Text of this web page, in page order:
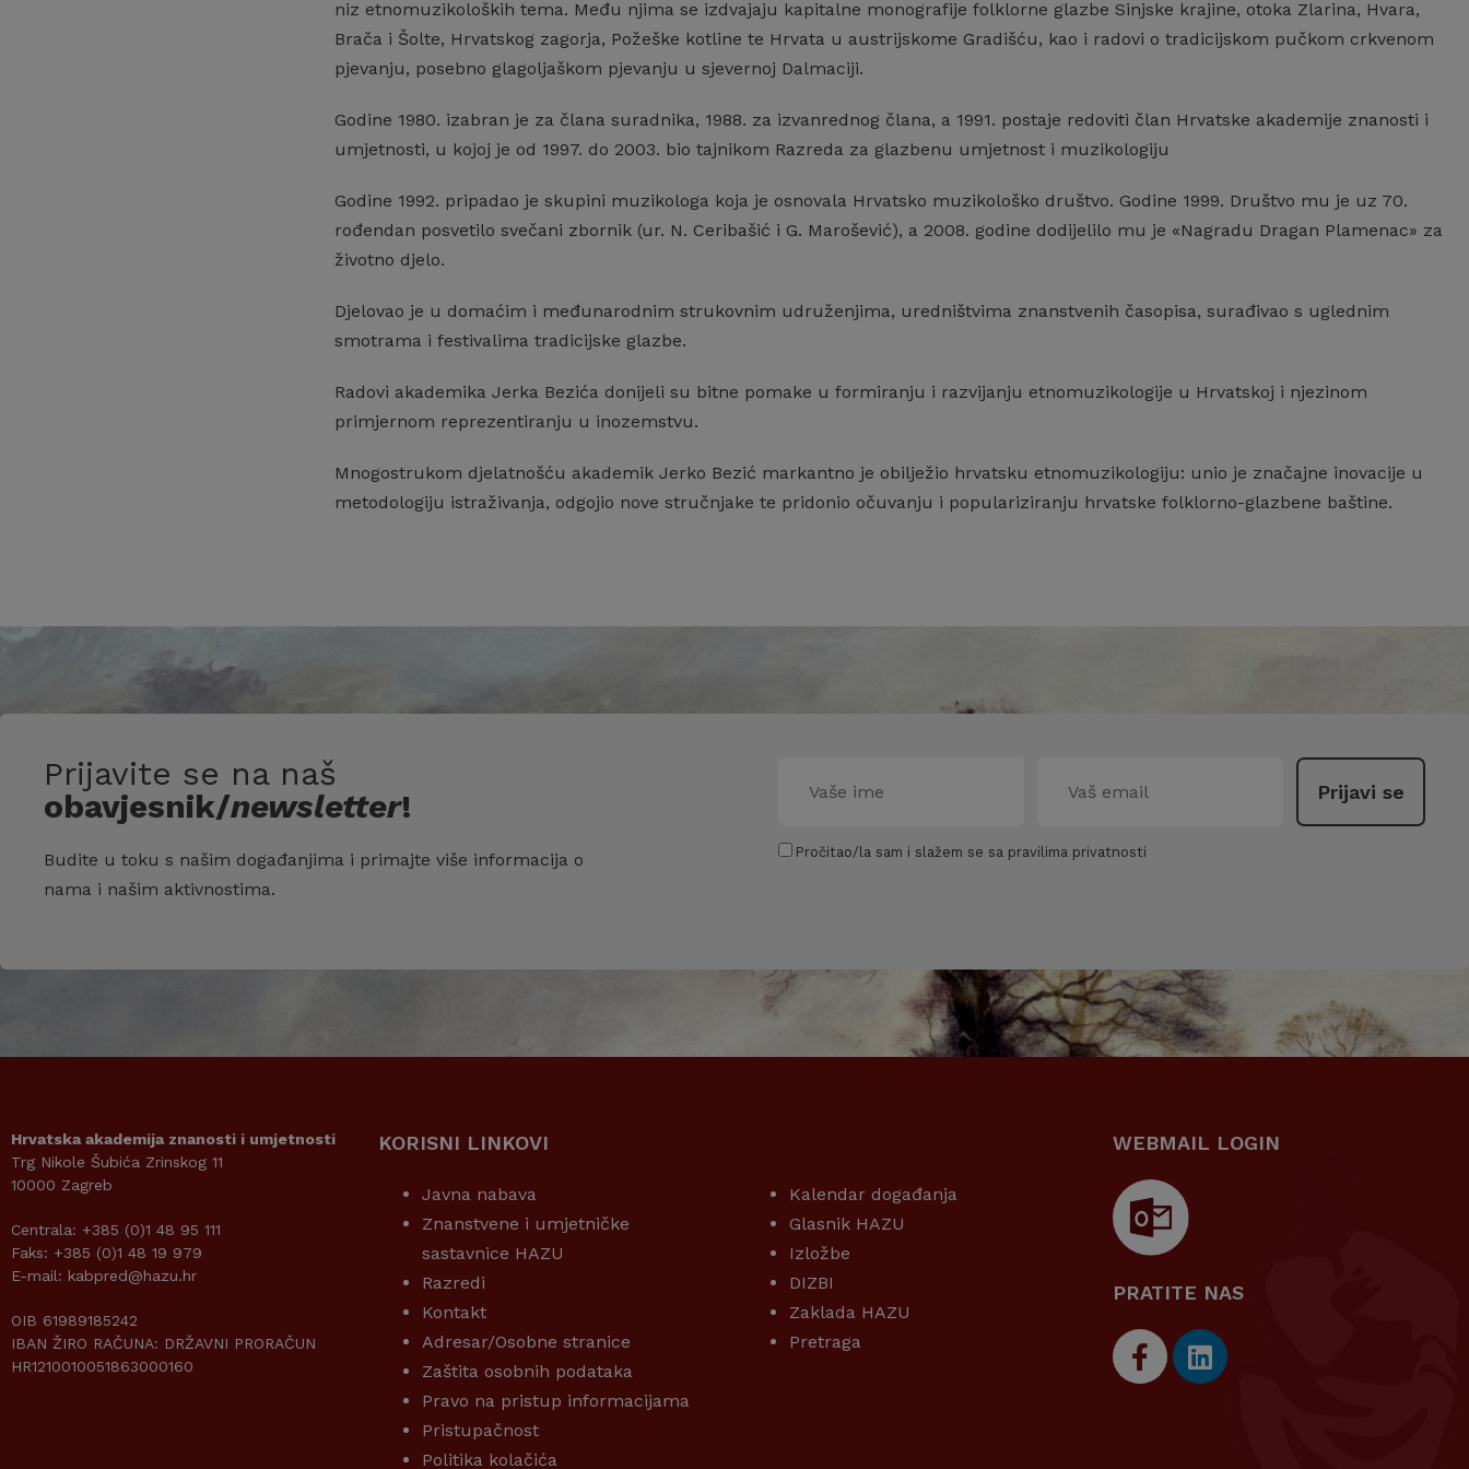
niz etnomuzikoloških tema. Među njima se izdvajaju kapitalne monografije folklorne glazbe Sinjske krajine, otoka Zlarina, Hvara,
Brača i Šolte, Hrvatskog zagorja, Požeške kotline te Hrvata u austrijskome Gradišću, kao i radovi o tradicijskom pučkom crkvenom
pjevanju, posebno glagoljaškom pjevanju u sjevernoj Dalmaciji.
Godine 1980. izabran je za člana suradnika, 1988. za izvanrednog člana, a 1991. postaje redoviti član Hrvatske akademije znanosti i
umjetnosti, u kojoj je od 1997. do 2003. bio tajnikom Razreda za glazbenu umjetnost i muzikologiju
Godine 1992. pripadao je skupini muzikologa koja je osnovala Hrvatsko muzikološko društvo. Godine 1999. Društvo mu je uz 70.
rođendan posvetilo svečani zbornik (ur. N. Ceribašić i G. Marošević), a 2008. godine dodijelilo mu je «Nagradu Dragan Plamenac» za
životno djelo.
Djelovao je u domaćim i međunarodnim strukovnim udruženjima, uredništvima znanstvenih časopisa, surađivao s uglednim
smotrama i festivalima tradicijske glazbe.
Radovi akademika Jerka Bezića donijeli su bitne pomake u formiranju i razvijanju etnomuzikologije u Hrvatskoj i njezinom
primjernom reprezentiranju u inozemstvu.
Mnogostrukom djelatnošću akademik Jerko Bezić markantno je obilježio hrvatsku etnomuzikologiju: unio je značajne inovacije u
metodologiju istraživanja, odgojio nove stručnjake te pridonio očuvanju i populariziranju hrvatske folklorno-glazbene baštine.
Prijavite se na naš
obavjesnik/newsletter!
Budite u toku s našim događanjima i primajte više informacija o
nama i našim aktivnostima.
Pročitao/la sam i slažem se sa pravilima privatnosti
Hrvatska akademija znanosti i umjetnosti
Trg Nikole Šubića Zrinskog 11
10000 Zagreb
Centrala: +385 (0)1 48 95 111
Faks: +385 (0)1 48 19 979
E-mail: kabpred@hazu.hr
OIB 61989185242
IBAN ŽIRO RAČUNA: DRŽAVNI PRORAČUN
HR1210010051863000160
KORISNI LINKOVI
Javna nabava
Znanstvene i umjetničke
sastavnice HAZU
Razredi
Kontakt
Adresar/Osobne stranice
Zaštita osobnih podataka
Pravo na pristup informacijama
Pristupačnost
Politika kolačića
Kalendar događanja
Glasnik HAZU
Izložbe
DIZBI
Zaklada HAZU
Pretraga
WEBMAIL LOGIN
PRATITE NAS